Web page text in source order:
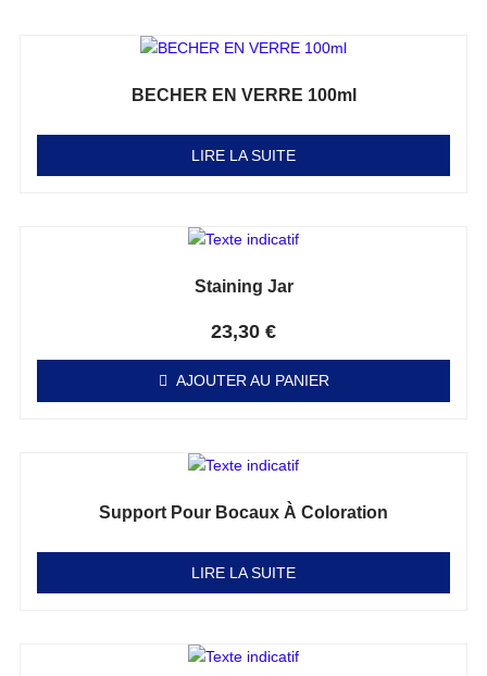
BECHER EN VERRE 100ml
LIRE LA SUITE
Staining Jar
23,30 €
AJOUTER AU PANIER
Support Pour Bocaux À Coloration
LIRE LA SUITE